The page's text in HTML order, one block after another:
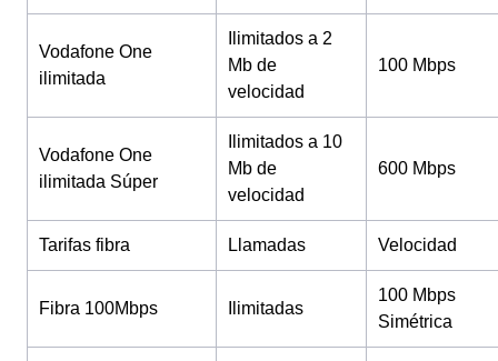
Vodafone One
ilimitada
Ilimitados a 2
Mb de
velocidad
100 Mbps
Vodafone One
ilimitada Súper
Ilimitados a 10
Mb de
velocidad
600 Mbps
Tarifas fibra Llamadas Velocidad
Fibra 100Mbps Ilimitadas
100 Mbps
Simétrica